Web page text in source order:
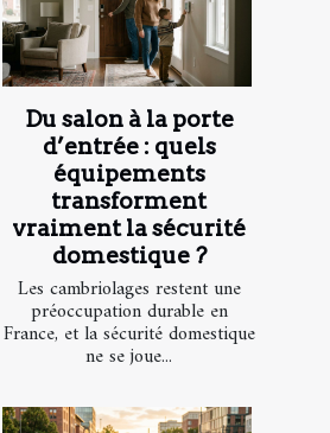
Du salon à la porte
d’entrée : quels
équipements
transforment
vraiment la sécurité
domestique ?
Les cambriolages restent une
préoccupation durable en
France, et la sécurité domestique
ne se joue...